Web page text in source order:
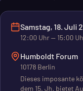
Samstag, 18. Juli
12:00 Uhr— 15:00
Humboldt Forum
10178 Berlin
Dieses imposante
dem 15. Jh. bietet